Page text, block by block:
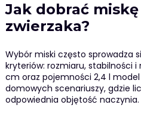
Jak dobrać
zwierzaka?
Wybór miski często sprowadza
kryteriów: rozmiaru, stabilności i
cm oraz pojemności 2,4 l model
domowych scenariuszy, gdzie
odpowiednia objętość naczynia.